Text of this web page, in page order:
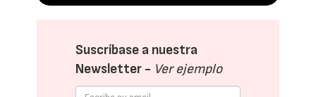
Suscríbase a nuestra
Newsletter - Ver ejemplo